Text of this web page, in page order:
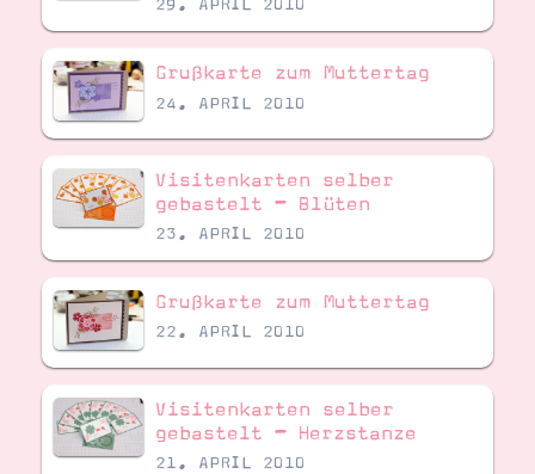
Bestellen
Angebote
Demonstrator werden
Blog
Gutscheine
Produkte erklärt
Über Stampin’ Up!
29. APRIL 2010
Grußkarte zum Muttertag
24. APRIL 2010
Visitenkarten selber
gebastelt – Blüten
23. APRIL 2010
Grußkarte zum Muttertag
22. APRIL 2010
Visitenkarten selber
gebastelt – Herzstanze
21. APRIL 2010